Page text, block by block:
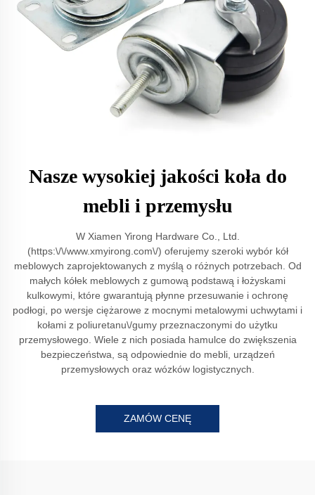
Nasze wysokiej jakości koła do
mebli i przemysłu
W Xiamen Yirong Hardware Co., Ltd.
(https:\/\/www.xmyirong.com\/) oferujemy szeroki wybór kół
meblowych zaprojektowanych z myślą o różnych potrzebach. Od
małych kółek meblowych z gumową podstawą i łożyskami
kulkowymi, które gwarantują płynne przesuwanie i ochronę
podłogi, po wersje ciężarowe z mocnymi metalowymi uchwytami i
kołami z poliuretanu\/gumy przeznaczonymi do użytku
przemysłowego. Wiele z nich posiada hamulce do zwiększenia
bezpieczeństwa, są odpowiednie do mebli, urządzeń
przemysłowych oraz wózków logistycznych.
ZAMÓW CENĘ